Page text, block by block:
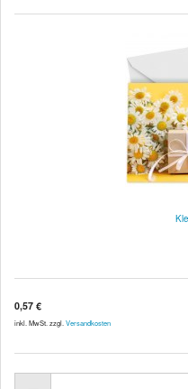
0,57 €
inkl. MwSt. zzgl. Versandkosten